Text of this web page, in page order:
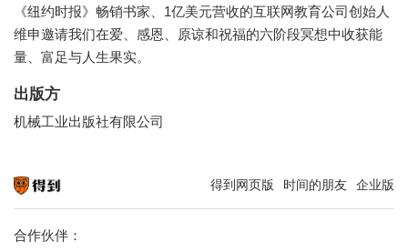
《纽约时报》畅销书家、1亿美元营收的互联网教育公司创始人
维申邀请我们在爱、感恩、原谅和祝福的六阶段冥想中收获能
量、富足与人生果实。
出版方
机械工业出版社有限公司
得到网页版 时间的朋友 企业版
合作伙伴：